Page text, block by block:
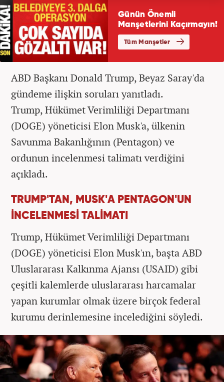
ABD Başkanı Donald Trump, Beyaz Saray'da
gündeme ilişkin soruları yanıtladı.
Trump, Hükümet Verimliliği Departmanı
(DOGE) yöneticisi Elon Musk'a, ülkenin
Savunma Bakanlığının (Pentagon) ve
ordunun incelenmesi talimatı verdiğini
açıkladı.
TRUMP'TAN, MUSK'A PENTAGON'UN
İNCELENMESİ TALİMATI
Trump, Hükümet Verimliliği Departmanı
(DOGE) yöneticisi Elon Musk'ın, başta ABD
Uluslararası Kalkınma Ajansı (USAID) gibi
çeşitli kalemlerde uluslararası harcamalar
yapan kurumlar olmak üzere birçok federal
kurumu derinlemesine incelediğini söyledi.